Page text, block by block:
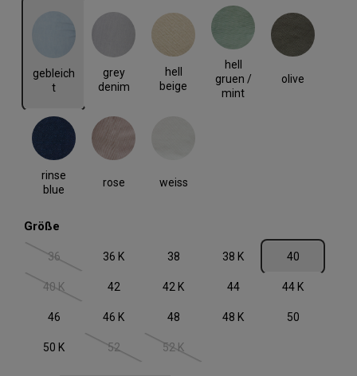
gebleich
t
gebleicht
grey
denim
grey denim
hell
beige
hell beige
hell
gruen /
mint
hell gruen / mint
olive
olive
rinse
blue
rinse blue
rose
rose
weiss
Größe
36(Diese Option ist zurzeit nicht verfügbar.)
36 K 38 38 K 40
40 K(Diese Option ist zurzeit nicht verfügbar.)
42 42 K 44 44 K
46 46 K 48 48 K 50
50 K 52(Diese Option ist zurzeit nicht verfügbar.)
52 K(Diese Option ist zurzeit nicht verfügbar.)